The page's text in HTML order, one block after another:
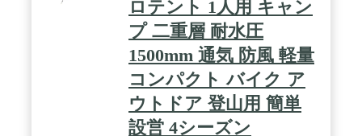
ロテント 1人用 キャン
プ 二重層 耐水圧
1500mm 通気 防風 軽量
コンパクト バイク ア
ウトドア 登山用 簡単
設営 4シーズン